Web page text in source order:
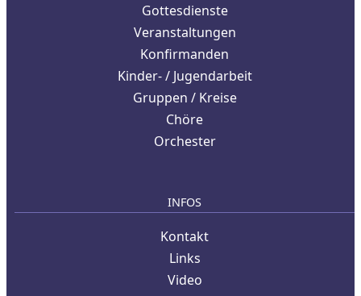
Gottesdienste
Veranstaltungen
Konfirmanden
Kinder- / Jugendarbeit
Gruppen / Kreise
Chöre
Orchester
INFOS
Kontakt
Links
Video